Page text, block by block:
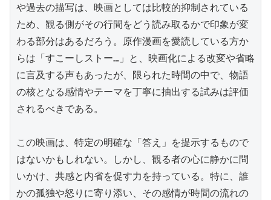
や過去の描写は、映画としては比較的抑制されている
ため、観る側がその行間をどう読み取るかで印象が変
わる部分はあるだろう。原作漫画を愛読している方か
らは「すこーしストー…」と、映画化による改変や省略
に言及する声もあったが、限られた時間の中で、物語
の核となる感情やテーマを丁寧に抽出する試みは評価
されるべきである。
この映画は、特定の明確な「答え」を提示するもので
はないかもしれない。しかし、観る者の心に静かに問
いかけ、共感と内省を促す力を持っている。特に、誰
かの孤独や怒りに寄り添い、その感情が時間の流れの